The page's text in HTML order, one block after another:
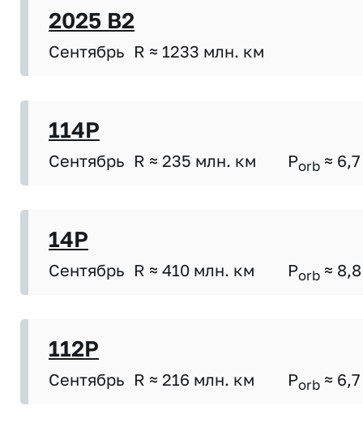
2025 B2
Сентябрь R ≈ 1233 млн. км
114P
Сентябрь R ≈ 235 млн. км Porb ≈ 6,7
14P
Сентябрь R ≈ 410 млн. км Porb ≈ 8,8
112P
Сентябрь R ≈ 216 млн. км Porb ≈ 6,7